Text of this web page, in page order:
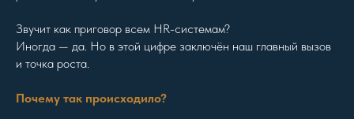
Звучит как приговор всем HR-системам?
Иногда — да. Но в этой цифре заключён наш главный вызов
и точка роста.
Почему так происходило?